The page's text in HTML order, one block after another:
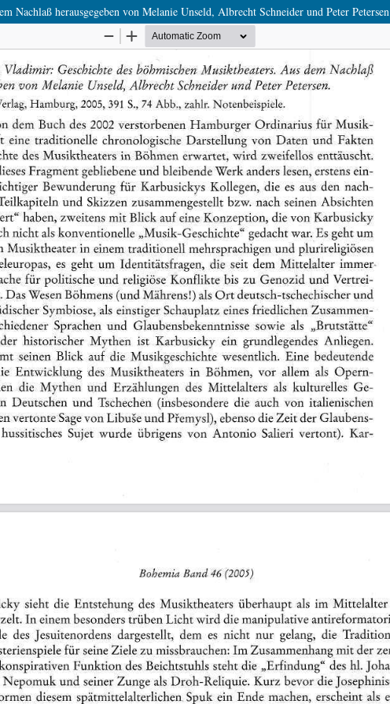
Nachlaß herausgegeben von Melanie Unseld, Albrecht Schneider und Peter Petersen